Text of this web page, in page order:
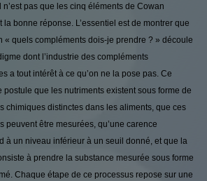
n’est pas que les cinq éléments de Cowan
la bonne réponse. L’essentiel est de montrer que
« quels compléments dois-je prendre ? » découle
dont l’industrie des compléments
a tout intérêt à ce qu’on ne la pose pas. Ce
postule que les nutriments existent sous forme de
chimiques distinctes dans les aliments, que ces
peuvent être mesurées, qu’une carence
à un niveau inférieur à un seuil donné, et que la
à prendre la substance mesurée sous forme
Chaque étape de ce processus repose sur une